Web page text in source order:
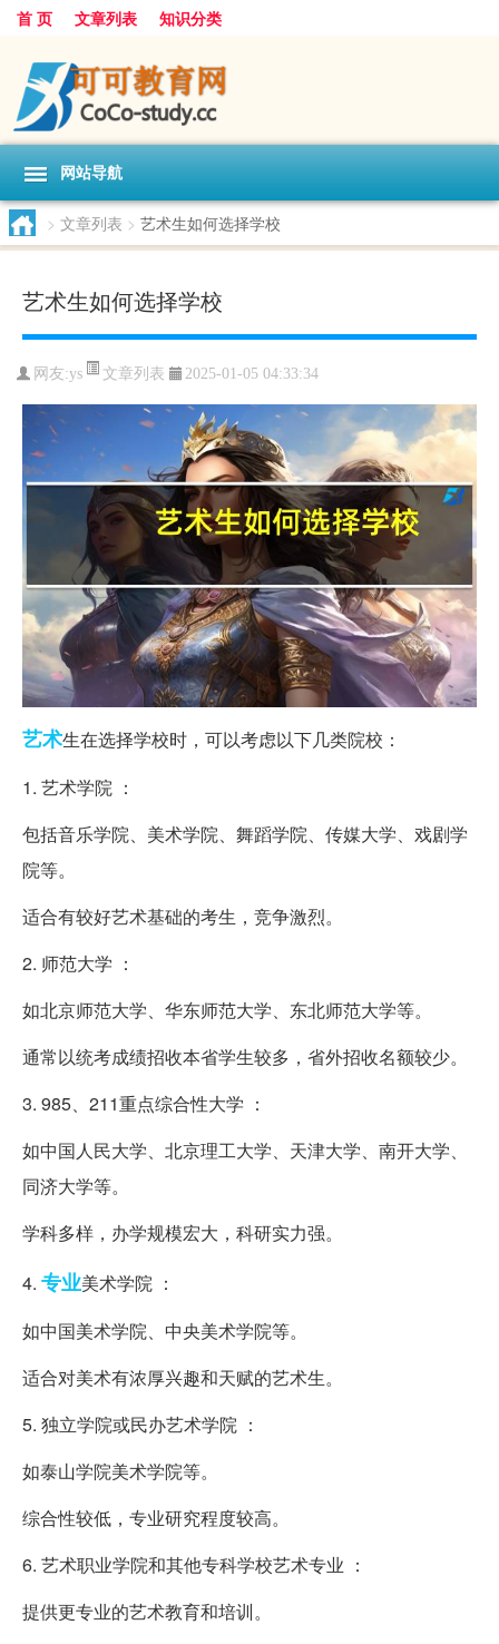
首 页 文章列表 知识分类
网站导航
> 文章列表 > 艺术生如何选择学校
艺术生如何选择学校
网友:ys 文章列表 2025-01-05 04:33:34
艺术生在选择学校时，可以考虑以下几类院校：
1. 艺术学院 ：
包括音乐学院、美术学院、舞蹈学院、传媒大学、戏剧学
院等。
适合有较好艺术基础的考生，竞争激烈。
2. 师范大学 ：
如北京师范大学、华东师范大学、东北师范大学等。
通常以统考成绩招收本省学生较多，省外招收名额较少。
3. 985、211重点综合性大学 ：
如中国人民大学、北京理工大学、天津大学、南开大学、
同济大学等。
学科多样，办学规模宏大，科研实力强。
4. 专业美术学院 ：
如中国美术学院、中央美术学院等。
适合对美术有浓厚兴趣和天赋的艺术生。
5. 独立学院或民办艺术学院 ：
如泰山学院美术学院等。
综合性较低，专业研究程度较高。
6. 艺术职业学院和其他专科学校艺术专业 ：
提供更专业的艺术教育和培训。